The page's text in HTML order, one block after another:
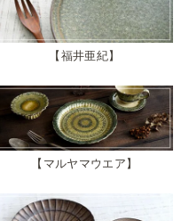
福井亜紀
マルヤマウエア